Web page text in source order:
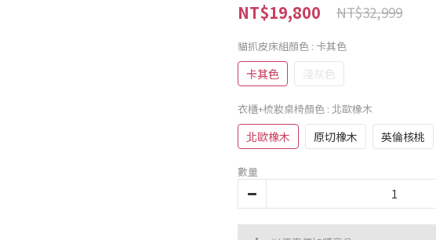
NT$19,800 NT$32,999
貓抓皮床組顏色 : 卡其色
卡其色 淺灰色
衣櫃+梳妝桌椅顏色 : 北歐橡木
北歐橡木 原切橡木 英倫核桃
數量